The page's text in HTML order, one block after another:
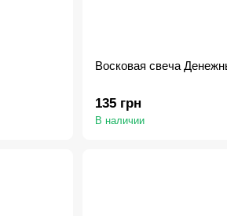
Восковая свеча
135 грн
В наличии